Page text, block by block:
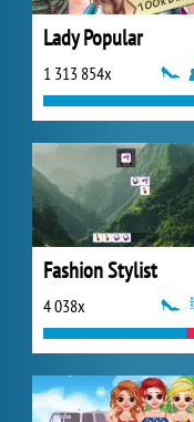
Lady Popular
1 313 854x
Fashion Stylist
4 038x